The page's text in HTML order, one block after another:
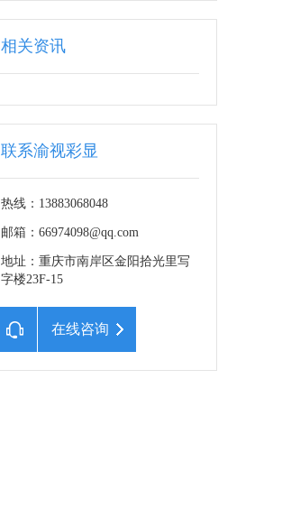
相关资讯
联系渝视彩显
热线：13883068048
邮箱：66974098@qq.com
地址：重庆市南岸区金阳拾光里写
字楼23F-15
在线咨询